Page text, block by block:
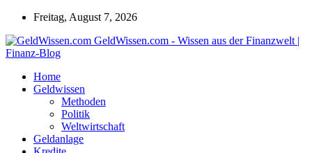
Freitag, August 7, 2026
GeldWissen.com - Wissen aus der Finanzwelt |
Finanz-Blog
Home
Geldwissen
Methoden
Politik
Weltwirtschaft
Geldanlage